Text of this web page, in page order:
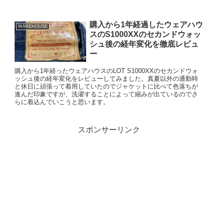
WAREHOUSE
購入から1年経過したウェアハウ
スのS1000XXのセカンドウォッ
シュ後の経年変化を徹底レビュ
ー
購入から1年経ったウェアハウスのLOT S1000XXのセカンドウォ
ッシュ後の経年変化をレビューしてみました。真夏以外の通勤時
と休日に頑張って着用していたのでジャケットに比べて色落ちが
進んだ印象ですが、洗濯することによって縮みが出ているのでさ
らに着込んでいこうと思います。
スポンサーリンク